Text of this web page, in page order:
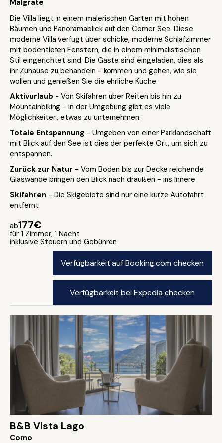
Malgrate
Die Villa liegt in einem malerischen Garten mit hohen
Bäumen und Panoramablick auf den Comer See. Diese
moderne Villa verfügt über schicke, moderne Schlafzimmer
mit bodentiefen Fenstern, die in einem minimalistischen
Stil eingerichtet sind. Die Gäste sind eingeladen, dies als
ihr Zuhause zu behandeln - kommen und gehen, wie sie
wollen und genießen Sie die ehrliche Küche.
Aktivurlaub - Von Skifahren über Reiten bis hin zu
Mountainbiking - in der Umgebung gibt es viele
Möglichkeiten, etwas zu unternehmen.
Totale Entspannung - Umgeben von einer Parklandschaft
mit Blick auf den See ist dies der perfekte Ort, um sich zu
entspannen.
Zurück zur Natur - Vom Boden bis zur Decke reichende
Glaswände bringen den Blick nach draußen - ins Innere
Skifahren - Die Skigebiete sind nur eine kurze Autofahrt
entfernt
ab177€
für 1 Zimmer, 1 Nacht
inklusive Steuern und Gebühren
Verfügbarkeit auf Booking.com checken
Verfügbarkeit bei Expedia checken
B&B Vista Lago
Como